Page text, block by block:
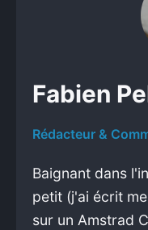
Fabien
Rédacteur &
Baignant dans
petit (j'ai écrit
sur un Amstrad